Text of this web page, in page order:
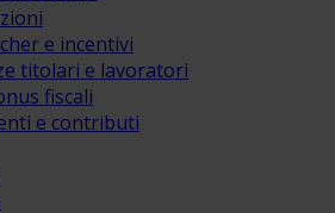
e incentivi
titolari e lavoratori
fiscali
e contributi